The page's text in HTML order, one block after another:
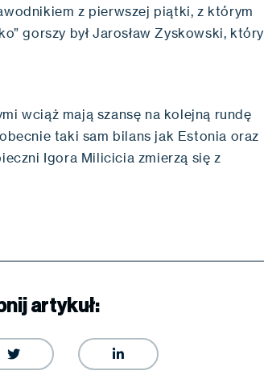
z pierwszej piątki, z którym
gorszy był Jarosław Zyskowski, który
wciąż mają szansę na kolejną rundę
taki sam bilans jak Estonia oraz
Igora Milicicia zmierzą się z
artykuł:
 